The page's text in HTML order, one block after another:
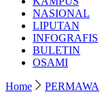
NASIONAL
LIPUTAN
INFOGRAFIS
BULETIN
OSAMI
Home PERMAWA